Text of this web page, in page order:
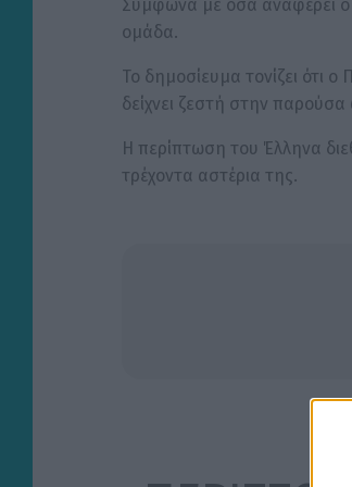
Σύμφωνα με όσα αναφέρει ο
ομάδα.
Το δημοσίευμα τονίζει ότι
δείχνει ζεστή στην
Η περίπτωση του Έλληνα
τρέχοντα αστέρια της.